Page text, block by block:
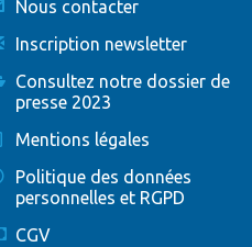
Nous contacter
Inscription newsletter
Consultez notre dossier de
presse 2023
Mentions légales
Politique des données
personnelles et RGPD
CGV